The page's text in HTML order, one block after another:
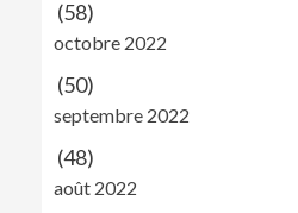
(58)
octobre 2022
(50)
septembre 2022
(48)
août 2022